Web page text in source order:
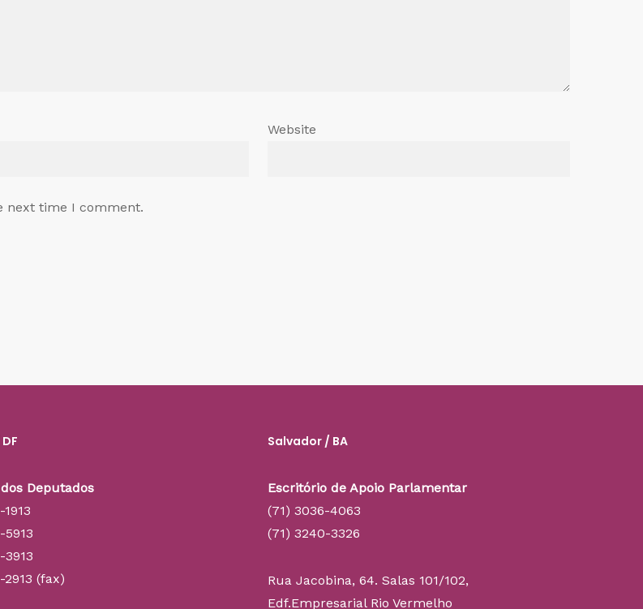
Website
next time I comment.
Deputados
1913
5913
3913
2913 (fax)
Salvador / BA
Escritório de Apoio Parlamentar
(71) 3036-4063
(71) 3240-3326
Rua Jacobina, 64. Salas 101/102,
Edf.Empresarial Rio Vermelho